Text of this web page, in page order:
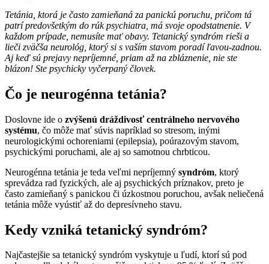
Tetánia, ktorá je často zamieňaná za panickú poruchu, pričom tá
patrí predovšetkým do rúk psychiatra, má svoje opodstatnenie. V
každom prípade, nemusíte mať obavy. Tetanický syndróm rieši a
lieči zväčša neurológ, ktorý si s vaším stavom poradí ľavou-zadnou.
Aj keď sú prejavy nepríjemné, priam až na zbláznenie, nie ste
blázon! Ste psychicky vyčerpaný človek.
Čo je neurogénna tetánia?
Doslovne ide o zvýšenú dráždivosť centrálneho nervového
systému, čo môže mať súvis napríklad so stresom, inými
neurologickými ochoreniami (epilepsia), poúrazovým stavom,
psychickými poruchami, ale aj so samotnou chrbticou.
Neurogénna tetánia je teda veľmi nepríjemný syndróm, ktorý
sprevádza rad fyzických, ale aj psychických príznakov, preto je
často zamieňaný s panickou či úzkostnou poruchou, avšak neliečená
tetánia môže vyústiť až do depresívneho stavu.
Kedy vzniká tetanický syndróm?
Najčastejšie sa tetanický syndróm vyskytuje u ľudí, ktorí sú pod